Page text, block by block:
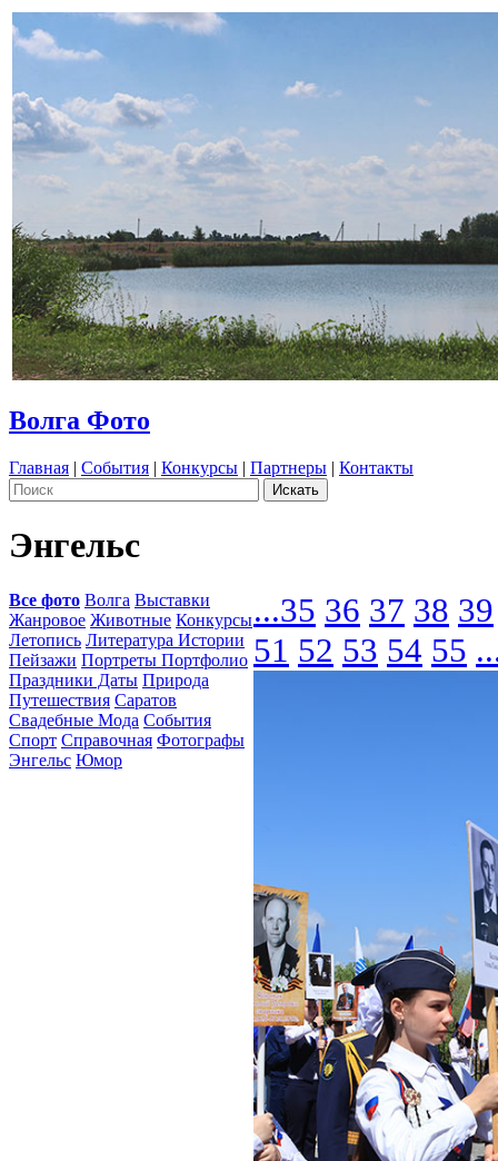
Волга Фото
Главная | События | Конкурсы | Партнеры | Контакты
Энгельс
Все фото Волга Выставки
Жанровое Животные Конкурсы
Летопись Литература Истории
Пейзажи Портреты Портфолио
Праздники Даты Природа
Путешествия Саратов
Свадебные Мода События
Спорт Справочная Фотографы
Энгельс Юмор
...35 36 37 38 39
51 52 53 54 55